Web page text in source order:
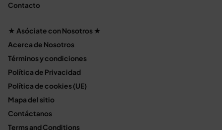
Contacto
★ Asóciate con Nosotros ★
Acerca de Nosotros
Términos y condiciones
Política de Privacidad
Política de cookies (UE)
Mapa del sitio
Contáctanos
Terms and Conditions